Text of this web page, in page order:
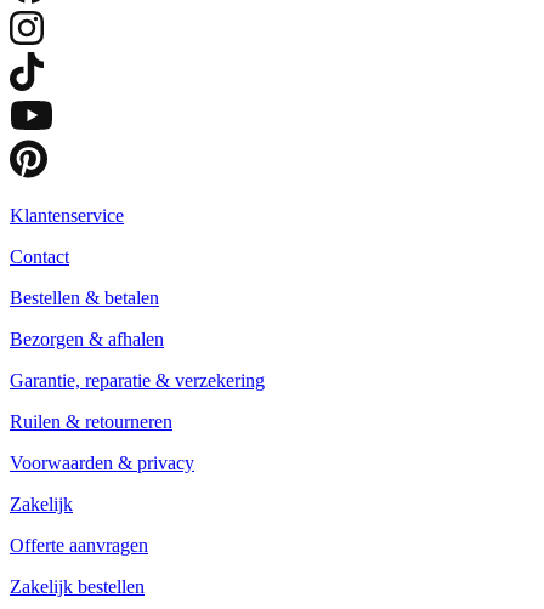
Klantenservice
Contact
Bestellen & betalen
Bezorgen & afhalen
Garantie, reparatie & verzekering
Ruilen & retourneren
Voorwaarden & privacy
Zakelijk
Offerte aanvragen
Zakelijk bestellen